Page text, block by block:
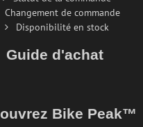
Changement de commande
Disponibilité en stock
Guide d'achat
Bike Peak™